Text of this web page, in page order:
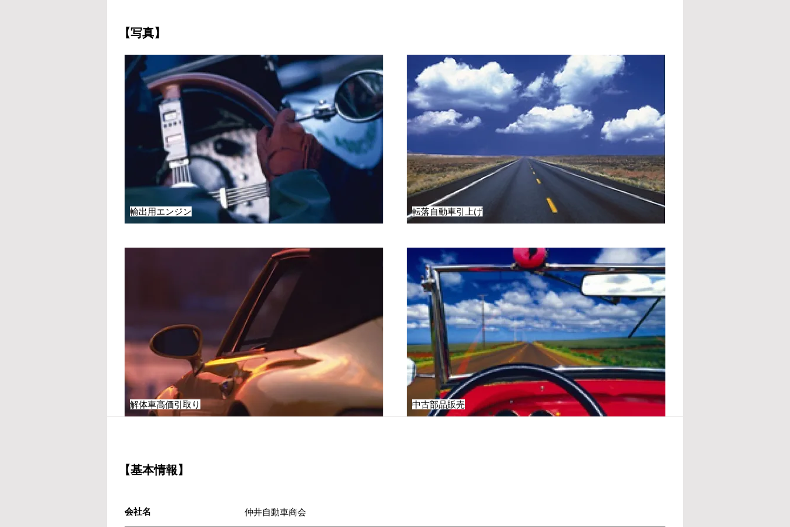
【写真】
輸出用エンジン
解体車高価引取り
転落自動車引上げ
中古部品販売
【基本情報】
会社名 仲井自動車商会